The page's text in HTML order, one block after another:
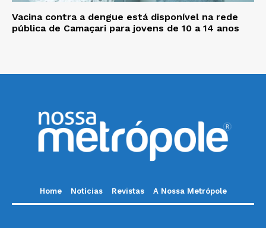
Vacina contra a dengue está disponível na rede
pública de Camaçari para jovens de 10 a 14 anos
Home Notícias Revistas A Nossa Metrópole